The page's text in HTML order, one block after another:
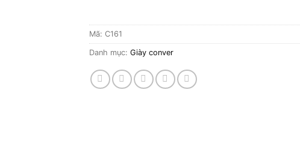
Mã: C161
Danh mục: Giày conver